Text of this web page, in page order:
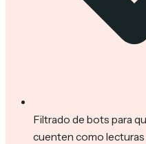
Filtrado de bots para
cuenten como lecturas